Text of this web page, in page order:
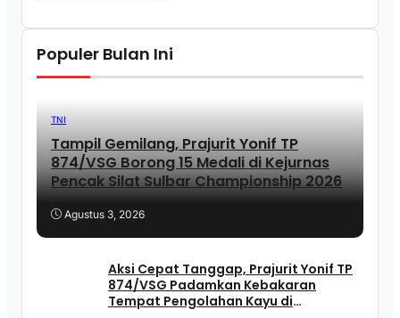
Populer Bulan Ini
TNI
Tampil Gemilang, Prajurit Yonif TP
874/VSG Borong 15 Medali di Kejurnas
Pencak Silat Sulbar Championship 2026
Agustus 3, 2026
Aksi Cepat Tanggap, Prajurit Yonif TP
874/VSG Padamkan Kebakaran
Tempat Pengolahan Kayu di